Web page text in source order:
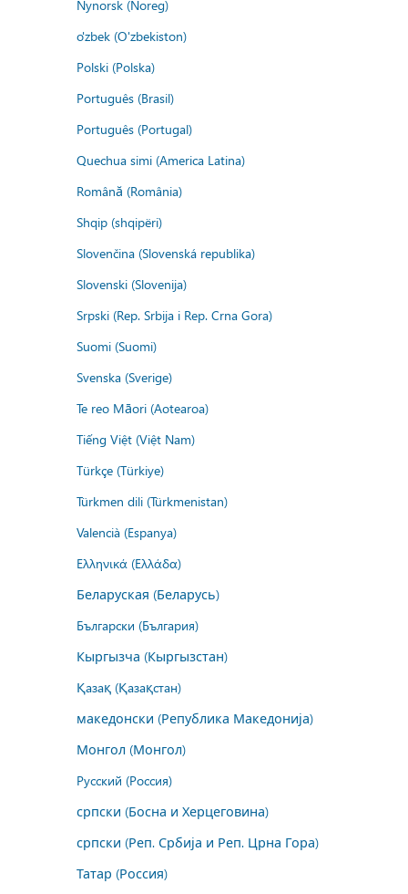
Nynorsk (Noreg)
o'zbek (O'zbekiston)
Polski (Polska)
Português (Brasil)
Português (Portugal)
Quechua simi (America Latina)
Română (România)
Shqip (shqipëri)
Slovenčina (Slovenská republika)
Slovenski (Slovenija)
Srpski (Rep. Srbija i Rep. Crna Gora)
Suomi (Suomi)
Svenska (Sverige)
Te reo Māori (Aotearoa)
Tiếng Việt (Việt Nam)
Türkçe (Türkiye)
Türkmen dili (Türkmenistan)
Valencià (Espanya)
Ελληνικά (Ελλάδα)
Беларуская (Беларусь)
Български (България)
Кыргызча (Кыргызстан)
Қазақ (Қазақстан)
македонски (Република Македонија)
Монгол (Монгол)
Русский (Россия)
српски (Босна и Херцеговина)
српски (Реп. Србија и Реп. Црна Гора)
Татар (Россия)